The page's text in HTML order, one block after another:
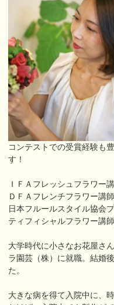
コンテストでの受賞経験も
す！
ＩＦＡフレッシュフラワー
ＤＦＡフレンチフラワー講
日本フルールスタイル協会
ティフィシャルフラワー講
大学時代に小さなお花屋さ
ラ園芸（株）に就職。結婚
た。
大きな病を得て入院中に、